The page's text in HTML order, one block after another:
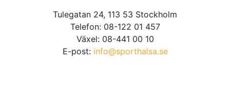
Tulegatan 24, 113 53 Stockholm
Telefon: 08-122 01 457
Växel: 08-441 00 10
E-post: info@sporthalsa.se